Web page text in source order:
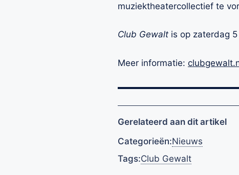
muziektheatercollectief te
Club Gewalt is op zaterdag
Meer informatie:
Gerelateerd aan dit artikel
Categorieën:Nieuws
Tags:Club Gewalt